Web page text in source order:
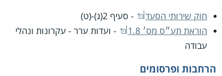
חוק שירותי הסעד
- סעיף 2(ג)-(ט)
הוראת תע״ס מס׳ 1.8
- ועדות ערר - עקרונות ונהלי
עבודה
הרחבות ופרסומים